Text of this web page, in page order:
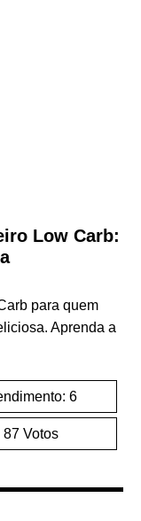
Low Carb:
para quem
Aprenda a
6
87 Votos